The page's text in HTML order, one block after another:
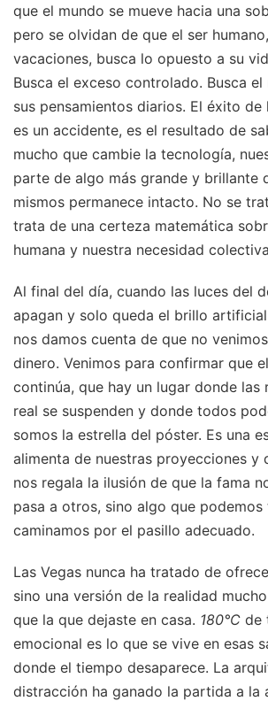
que el mundo se mueve hacia una
pero se olvidan de que el ser
vacaciones, busca lo opuesto a su
Busca el exceso controlado. Busca
sus pensamientos diarios. El éxito
es un accidente, es el resultado de
mucho que cambie la tecnología,
parte de algo más grande y brillante
mismos permanece intacto. No se
trata de una certeza matemática
humana y nuestra necesidad
Al final del día, cuando las luces del
apagan y solo queda el brillo
nos damos cuenta de que no
dinero. Venimos para confirmar que
continúa, que hay un lugar donde las
real se suspenden y donde todos
somos la estrella del póster. Es una
alimenta de nuestras proyecciones y
nos regala la ilusión de que la fama
pasa a otros, sino algo que podemos
caminamos por el pasillo adecuado.
Las Vegas nunca ha tratado de
sino una versión de la realidad
que la que dejaste en casa. 180°C de
emocional es lo que se vive en esas
donde el tiempo desaparece. La
distracción ha ganado la partida a la